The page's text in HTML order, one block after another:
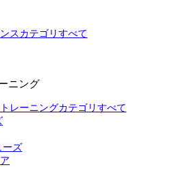
スカテゴリすべて
ニング
レーニングカテゴリすべて
ーズ